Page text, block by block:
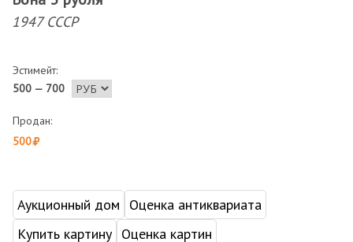
1947 СССР
Эстимейт:
500 — 700
Продан:
500
Аукционный дом
Оценка антиквариата
Купить картину Оценка картин